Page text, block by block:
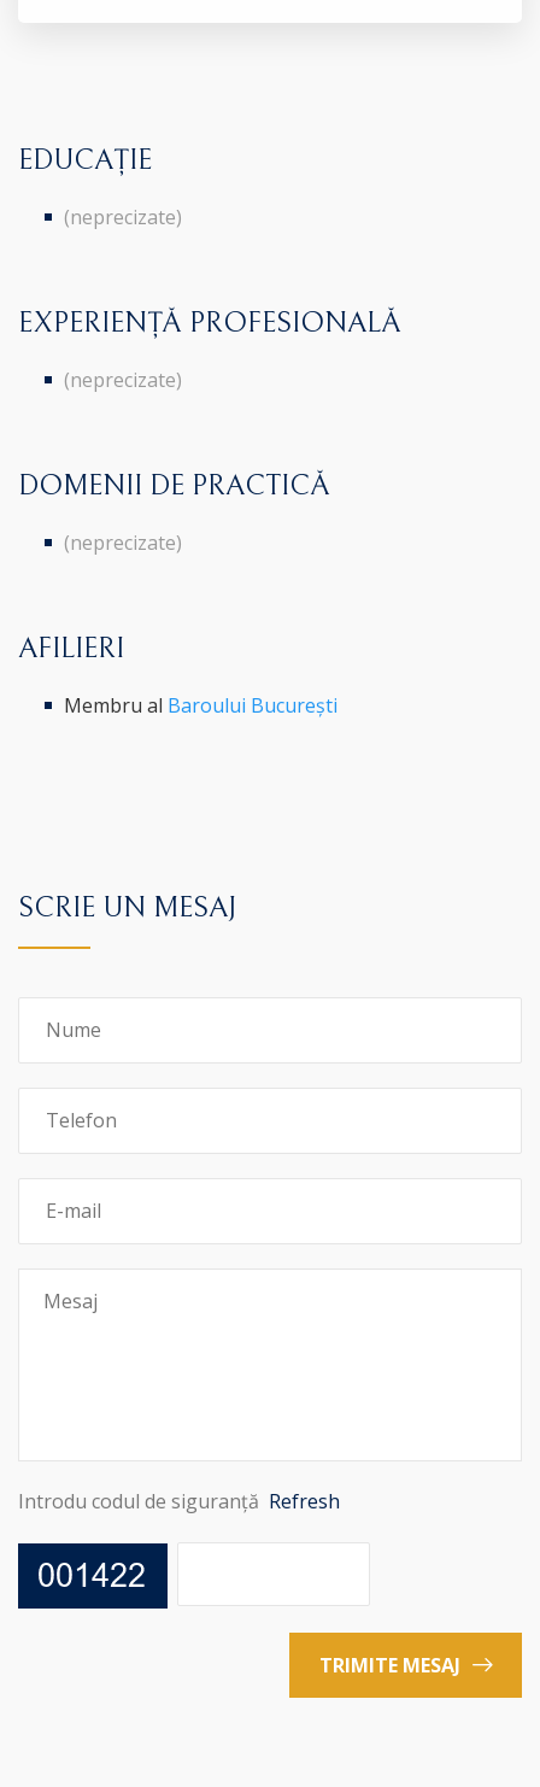
EDUCAȚIE
(neprecizate)
EXPERIENȚĂ PROFESIONALĂ
(neprecizate)
DOMENII DE PRACTICĂ
(neprecizate)
AFILIERI
Membru al Baroului București
SCRIE UN MESAJ
Introdu codul de siguranță Refresh
TRIMITE MESAJ